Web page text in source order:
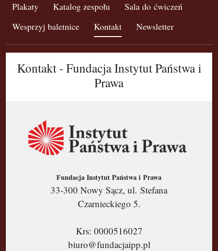
Plakaty
Katalog zespołu
Sala do ćwiczeń
Wesprzyj baletnice
Kontakt Newsletter
Kontakt - Fundacja Instytut Państwa i
Prawa
Fundacja Instytut Państwa i Prawa
33-300 Nowy Sącz, ul. Stefana
Czarnieckiego 5.
Krs: 0000516027
biuro@fundacjaipp.pl